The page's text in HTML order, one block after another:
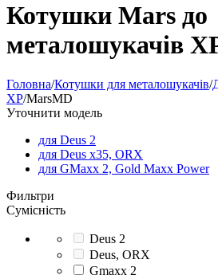
Котушки Mars до
металошукачів
Головна/Котушки для металошукачів/
XP/MarsMD
Уточнити модель
для Deus 2
для Deus x35, ORX
для GMaxx 2, Gold Maxx Power
Фильтри
Сумісність
Deus 2
Deus, ORX
Gmaxx 2